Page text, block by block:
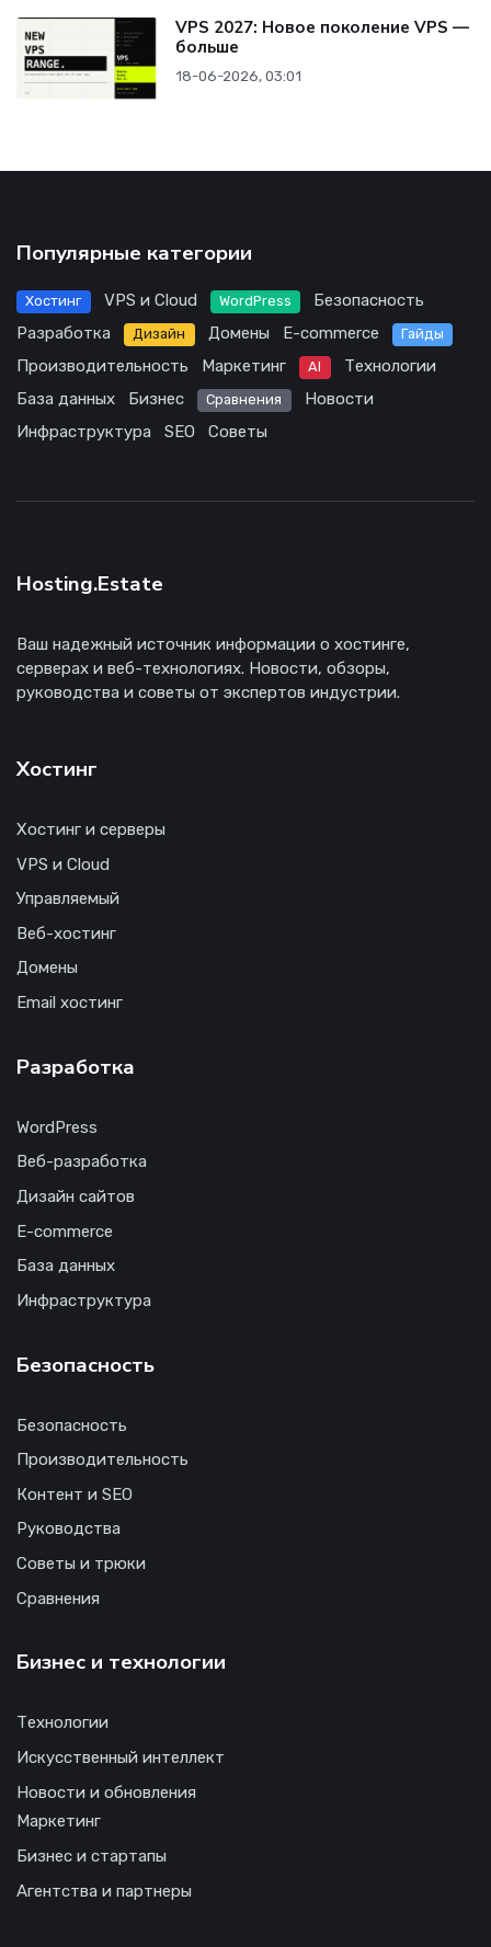
VPS 2027: Новое поколение VPS —
больше
18-06-2026, 03:01
Популярные категории
Хостинг VPS и Cloud WordPress
Безопасность
Разработка
Дизайн Домены E-commerce Гайды
Производительность Маркетинг AI
Технологии
База данных
Бизнес Сравнения
Новости
Инфраструктура
SEO Советы
Hosting.Estate
Ваш надежный источник информации о хостинге,
серверах и веб-технологиях. Новости, обзоры,
руководства и советы от экспертов индустрии.
Хостинг
Хостинг и серверы
VPS и Cloud
Управляемый
Веб-хостинг
Домены
Email хостинг
Разработка
WordPress
Веб-разработка
Дизайн сайтов
E-commerce
База данных
Инфраструктура
Безопасность
Безопасность
Производительность
Контент и SEO
Руководства
Советы и трюки
Сравнения
Бизнес и технологии
Технологии
Искусственный интеллект
Новости и обновления
Маркетинг
Бизнес и стартапы
Агентства и партнеры